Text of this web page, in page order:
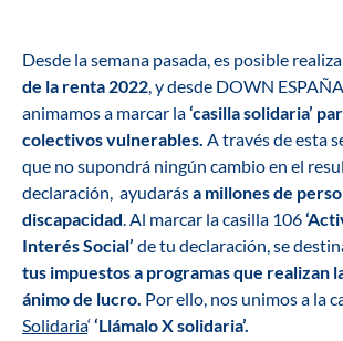
Desde la semana pasada, es posible
de la renta 2022, y desde DOWN
animamos a marcar la‘casilla solidaria’
colectivos vulnerables. A través de esta
que no supondrá ningún cambio en el
declaración, ayudarása millones de
discapacidad. Al marcar la casilla 106
Interés Social’ de tu declaración, se
tus impuestos a programas que realizan
ánimo de lucro. Por ello, nos unimos a la
Solidaria‘‘Llámalo X solidaria’.